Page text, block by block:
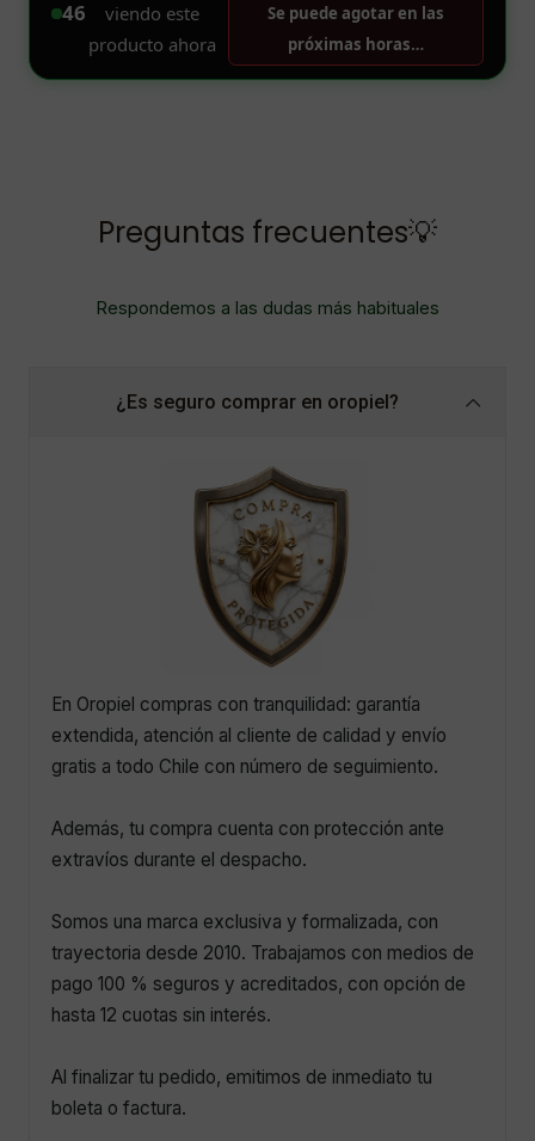
Preguntas frecuentes💡
Respondemos a las dudas más habituales
¿Es seguro comprar en oropiel?
En Oropiel compras con tranquilidad: garantía
extendida, atención al cliente de calidad y envío
gratis a todo Chile con número de seguimiento.
Además, tu compra cuenta con protección ante
extravíos durante el despacho.
Somos una marca exclusiva y formalizada, con
trayectoria desde 2010. Trabajamos con medios de
pago 100 % seguros y acreditados, con opción de
hasta 12 cuotas sin interés.
Al finalizar tu pedido, emitimos de inmediato tu
boleta o factura.